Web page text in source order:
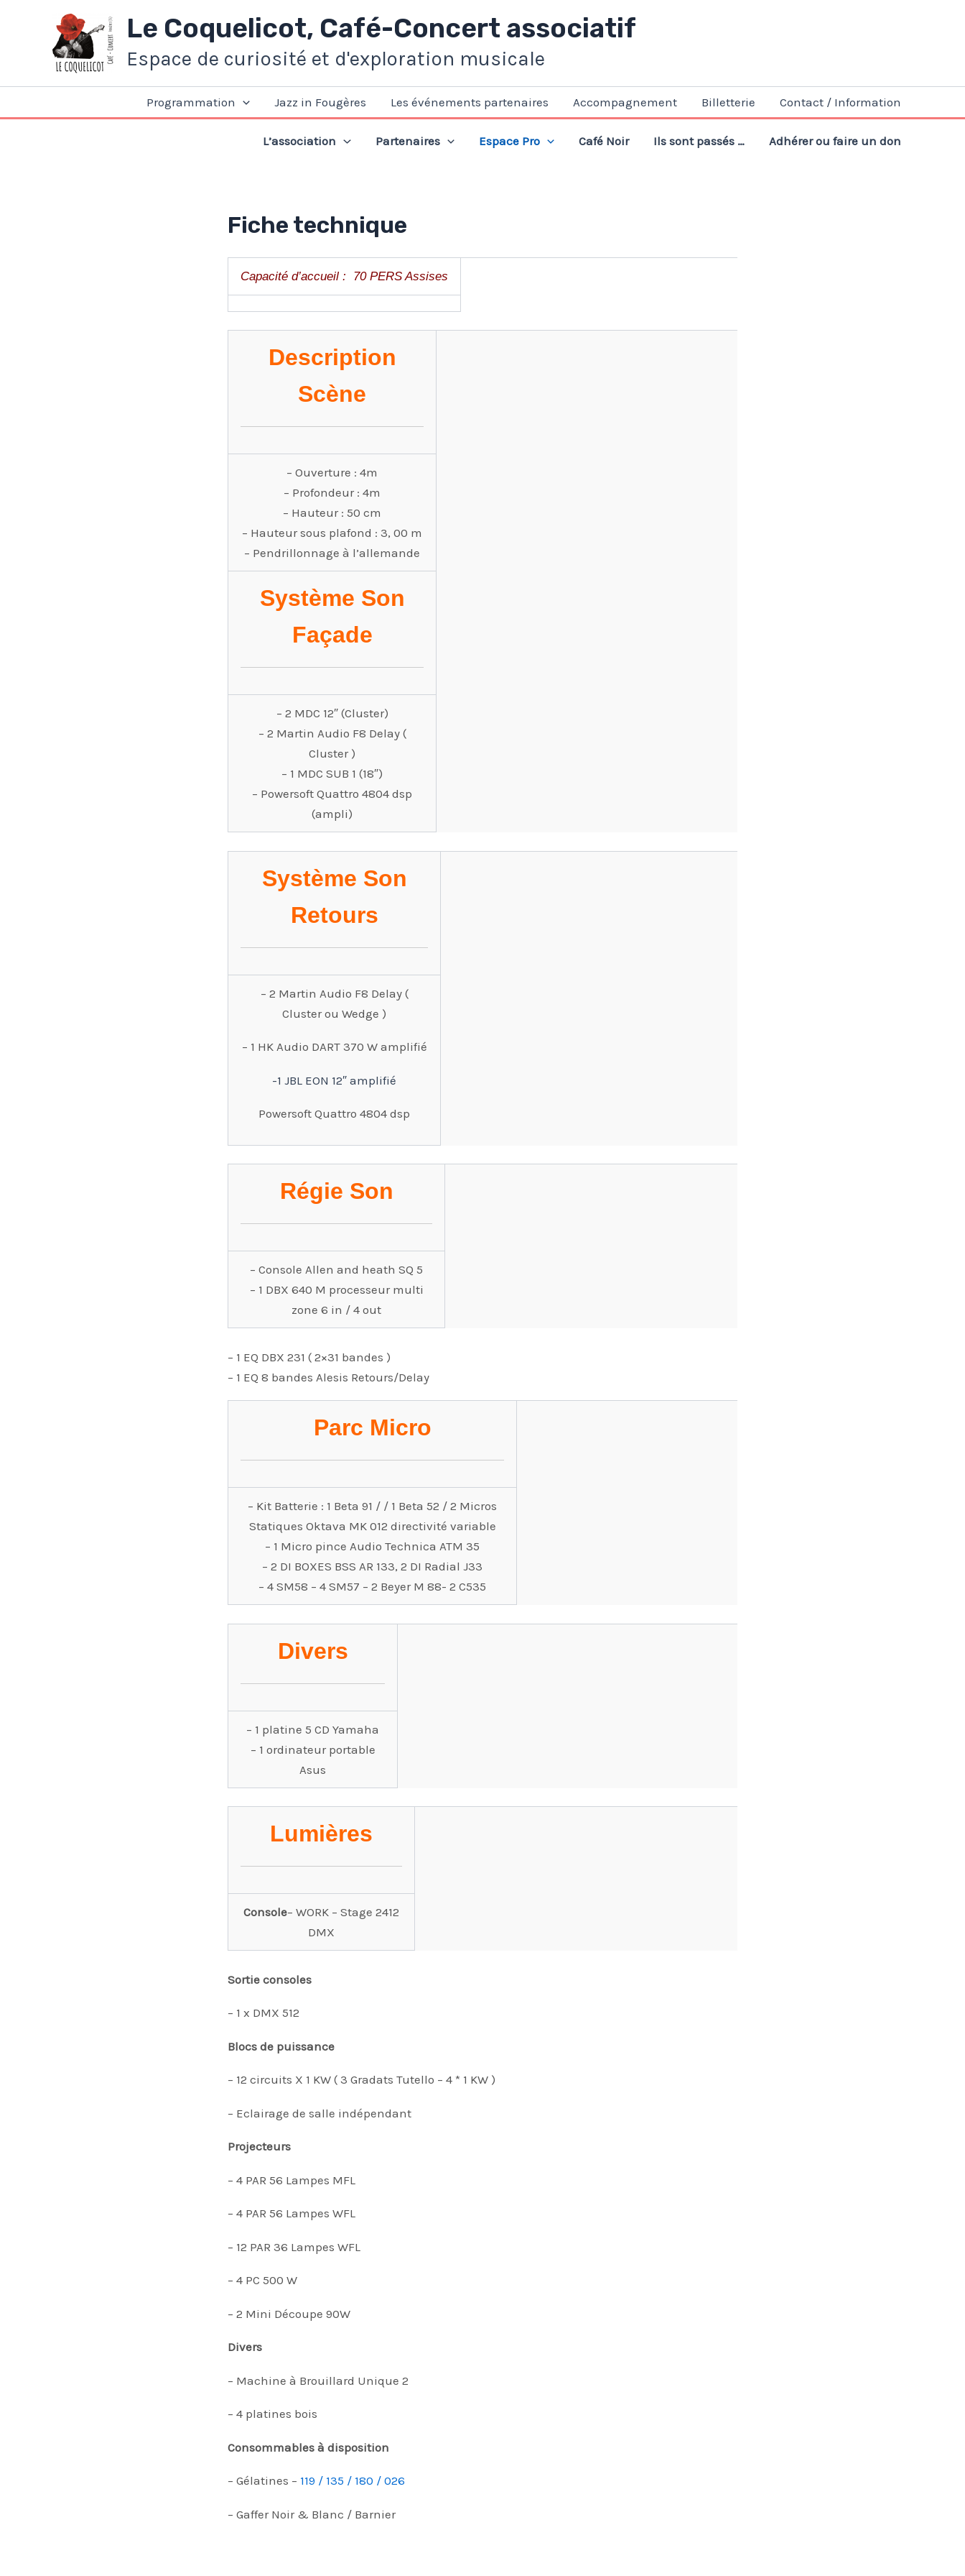
Le Coquelicot, Café-Concert associatif
Espace de curiosité et d'exploration musicale
Programmation Jazz in Fougères Les événements partenaires Accompagnement Billetterie Contact / Information
L’association Partenaires Espace Pro Café Noir Ils sont passés … Adhérer ou faire un don
Fiche technique
Capacité d’accueil : 70 PERS Assises
Description
Scène
– Ouverture : 4m
– Profondeur : 4m
– Hauteur : 50 cm
– Hauteur sous plafond : 3, 00 m
– Pendrillonnage à l’allemande
Système Son
Façade
– 2 MDC 12″ (Cluster)
– 2 Martin Audio F8 Delay (
Cluster )
– 1 MDC SUB 1 (18″)
– Powersoft Quattro 4804 dsp
(ampli)
Système Son
Retours
– 2 Martin Audio F8 Delay (
Cluster ou Wedge )
– 1 HK Audio DART 370 W amplifié
-1 JBL EON 12″ amplifié
Powersoft Quattro 4804 dsp
Régie Son
– Console Allen and heath SQ 5
– 1 DBX 640 M processeur multi
zone 6 in / 4 out
– 1 EQ DBX 231 ( 2×31 bandes )
– 1 EQ 8 bandes Alesis Retours/Delay
Parc Micro
– Kit Batterie : 1 Beta 91 / / 1 Beta 52 / 2 Micros
Statiques Oktava MK 012 directivité variable
– 1 Micro pince Audio Technica ATM 35
– 2 DI BOXES BSS AR 133, 2 DI Radial J33
– 4 SM58 – 4 SM57 – 2 Beyer M 88- 2 C535
Divers
– 1 platine 5 CD Yamaha
– 1 ordinateur portable
Asus
Lumières
Console– WORK – Stage 2412
DMX
Sortie consoles
– 1 x DMX 512
Blocs de puissance
– 12 circuits X 1 KW ( 3 Gradats Tutello – 4 * 1 KW )
– Eclairage de salle indépendant
Projecteurs
– 4 PAR 56 Lampes MFL
– 4 PAR 56 Lampes WFL
– 12 PAR 36 Lampes WFL
– 4 PC 500 W
– 2 Mini Découpe 90W
Divers
– Machine à Brouillard Unique 2
– 4 platines bois
Consommables à disposition
– Gélatines – 119 / 135 / 180 / 026
– Gaffer Noir & Blanc / Barnier